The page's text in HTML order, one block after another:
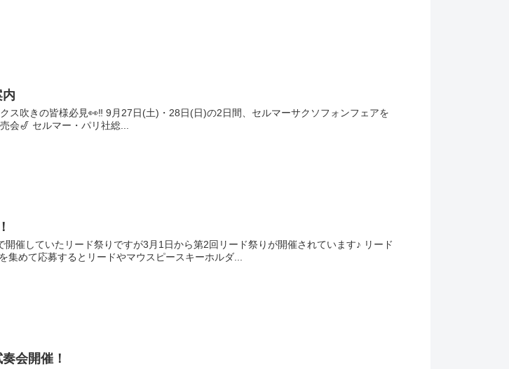
ス吹きの皆様必見👀‼️ 9月27日(土)・28日(日)の2日間、セルマーサクソフォンフェアを
会🎷 セルマー・パリ社総...
催していたリード祭りですが3月1日から第2回リード祭りが開催されています♪ リード
めて応募するとリードやマウスピースキーホルダ...
会開催！